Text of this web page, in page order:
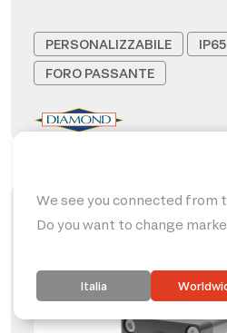
PERSONALIZZABILE
IP65
FORO PASSANTE